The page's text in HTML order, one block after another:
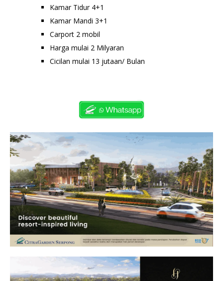
Kamar Tidur 4+1
Kamar Mandi 3+1
Carport 2 mobil
Harga mulai 2 Milyaran
Cicilan mulai 13 jutaan/ Bulan